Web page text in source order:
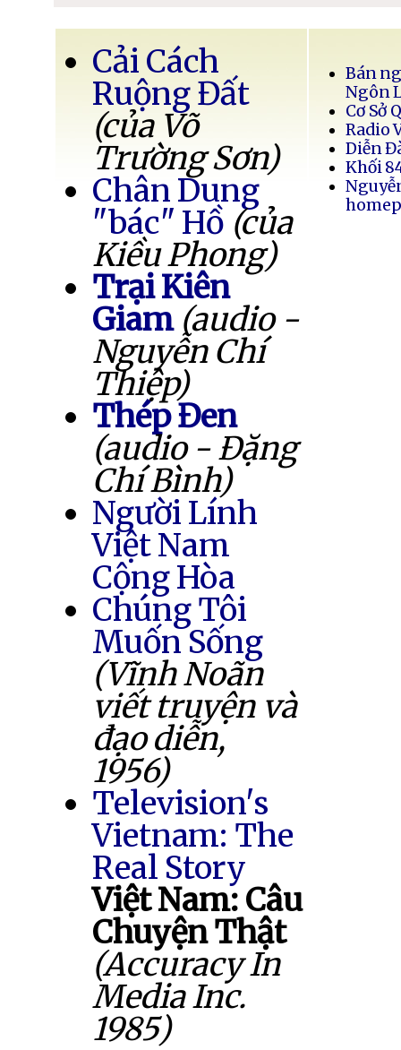
Cải Cách
Ruộng Đất
(của Võ
Trường Sơn)
Chân Dung
"bác" Hồ (của
Kiều Phong)
Trại Kiên
Giam (audio -
Nguyễn Chí
Thiệp)
Thép Đen
(audio - Đặng
Chí Bình)
Người Lính
Việt Nam
Cộng Hòa
Chúng Tôi
Muốn Sống
(Vĩnh Noãn
viết truyện và
đạo diễn,
1956)
Television's
Vietnam: The
Real Story
Việt Nam: Câu
Chuyện Thật
(Accuracy In
Media Inc.
1985)
Bán
Ngôn
Cơ Sở
Radio
Diễn
Khối